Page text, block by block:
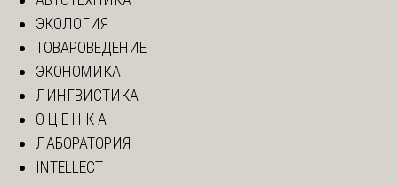
ЭКОЛОГИЯ
ТОВАРОВЕДЕНИЕ
ЭКОНОМИКА
ЛИНГВИСТИКА
О Ц Е Н К А
ЛАБОРАТОРИЯ
INTELLECT